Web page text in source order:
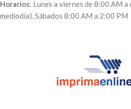
Horarios: Lunes a viernes de 8:00 AM
mediodía), Sábados 8:00 AM a 2:00 PM